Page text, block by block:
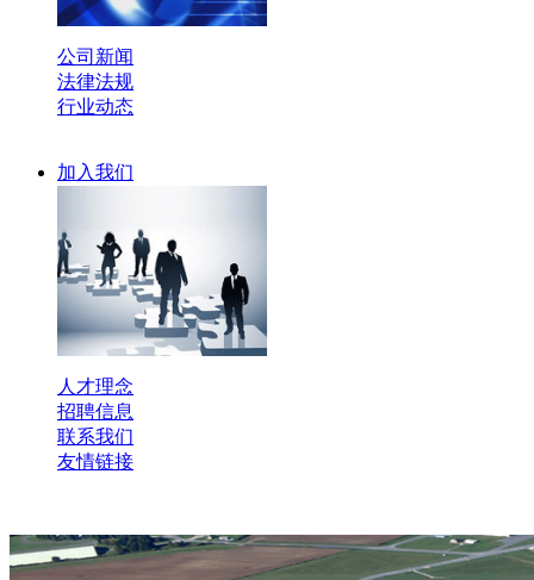
公司新闻
法律法规
行业动态
加入我们
人才理念
招聘信息
联系我们
友情链接